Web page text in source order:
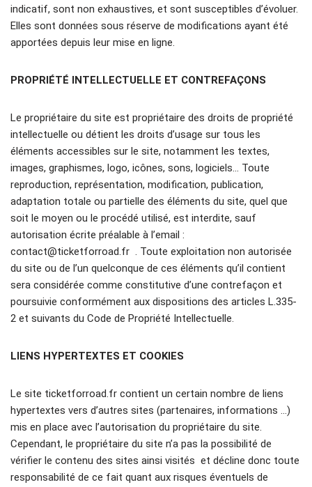
indicatif, sont non exhaustives, et sont susceptibles d’évoluer.
Elles sont données sous réserve de modifications ayant été
apportées depuis leur mise en ligne.
PROPRIÉTÉ INTELLECTUELLE ET CONTREFAÇONS
Le propriétaire du site est propriétaire des droits de propriété
intellectuelle ou détient les droits d’usage sur tous les
éléments accessibles sur le site, notamment les textes,
images, graphismes, logo, icônes, sons, logiciels… Toute
reproduction, représentation, modification, publication,
adaptation totale ou partielle des éléments du site, quel que
soit le moyen ou le procédé utilisé, est interdite, sauf
autorisation écrite préalable à l’email :
contact@ticketforroad.fr . Toute exploitation non autorisée
du site ou de l’un quelconque de ces éléments qu’il contient
sera considérée comme constitutive d’une contrefaçon et
poursuivie conformément aux dispositions des articles L.335-
2 et suivants du Code de Propriété Intellectuelle.
LIENS HYPERTEXTES ET COOKIES
Le site ticketforroad.fr contient un certain nombre de liens
hypertextes vers d’autres sites (partenaires, informations …)
mis en place avec l’autorisation du propriétaire du site.
Cependant, le propriétaire du site n’a pas la possibilité de
vérifier le contenu des sites ainsi visités et décline donc toute
responsabilité de ce fait quant aux risques éventuels de